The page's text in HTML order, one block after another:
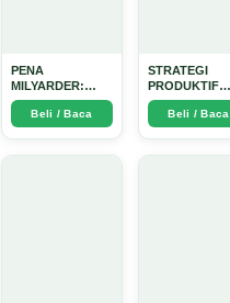
PENA
MILYARDER:
Kisah, Rahasia
Sukses, dan
Panduan Menjadi
Beli / Baca
STRATEGI
PRODUKTIF
MENULIS
UPDATE - Arda
Dinata
Beli / Baca